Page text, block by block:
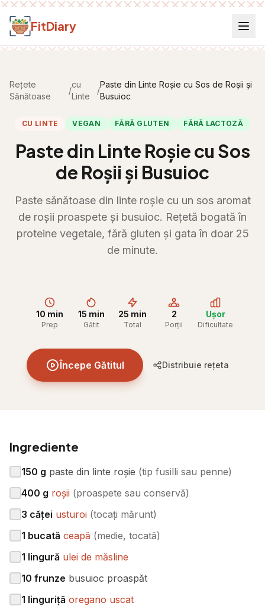
Salt la conținut
FitDiary
Rețete
Sănătoase
/
cu
Linte
/
Paste din Linte Roșie cu Sos de Roșii și
Busuioc
CU LINTE VEGAN FĂRĂ GLUTEN FĂRĂ LACTOZĂ
Paste din Linte Roșie cu Sos
de Roșii și Busuioc
Paste sănătoase din linte roșie cu un sos aromat
de roșii proaspete și busuioc. Rețetă bogată în
proteine vegetale, fără gluten și gata în doar 25
de minute.
10 min
Prep
15 min
Gătit
25 min
Total
2
Porții
Ușor
Dificultate
Începe Gătitul Distribuie rețeta
Ingrediente
150 g paste din linte roșie (tip fusilli sau penne)
400 g roșii (proaspete sau conservă)
3 căței usturoi (tocați mărunt)
1 bucată ceapă (medie, tocată)
1 lingură ulei de măsline
10 frunze busuioc proaspăt
1 linguriță oregano uscat